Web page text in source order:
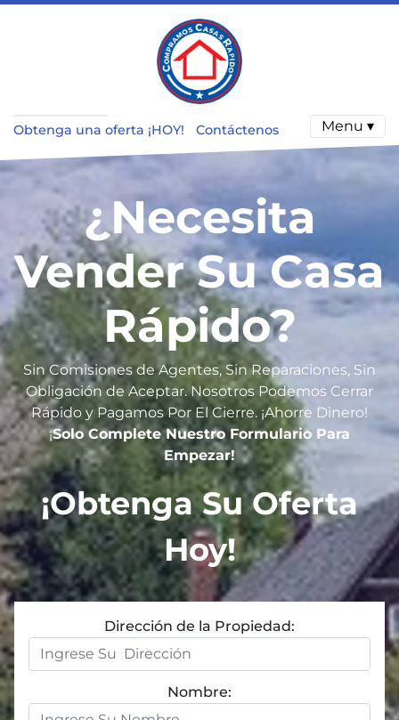
Obtenga una oferta ¡HOY! Contáctenos Menu ▾
¿Necesita
Vender Su Casa
Rápido?
Sin Comisiones de Agentes, Sin Reparaciones, Sin
Obligación de Aceptar. Nosotros Podemos Cerrar
Rápido y Pagamos Por El Cierre. ¡Ahorre Dinero!
¡Solo Complete Nuestro Formulario Para
Empezar!
¡Obtenga Su Oferta
Hoy!
Dirección de la Propiedad:
Nombre: